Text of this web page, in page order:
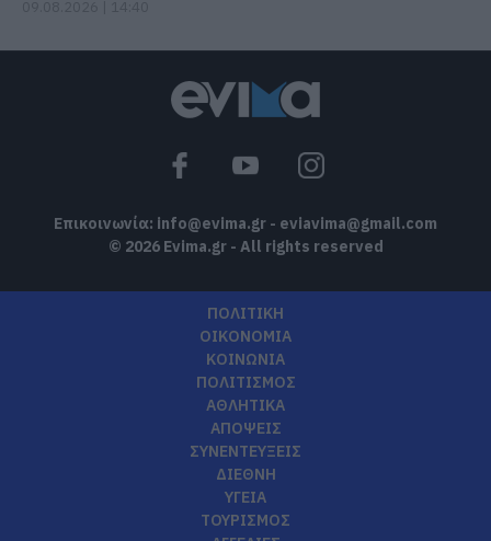
Επικοινωνία: info@evima.gr - eviavima@gmail.com
© 2026 Evima.gr - All rights reserved
ΠΟΛΙΤΙΚΗ
ΟΙΚΟΝΟΜΙΑ
ΚΟΙΝΩΝΙΑ
ΠΟΛΙΤΙΣΜΟΣ
ΑΘΛΗΤΙΚΑ
ΑΠΟΨΕΙΣ
ΣΥΝΕΝΤΕΥΞΕΙΣ
ΔΙΕΘΝΗ
ΥΓΕΙΑ
ΤΟΥΡΙΣΜΟΣ